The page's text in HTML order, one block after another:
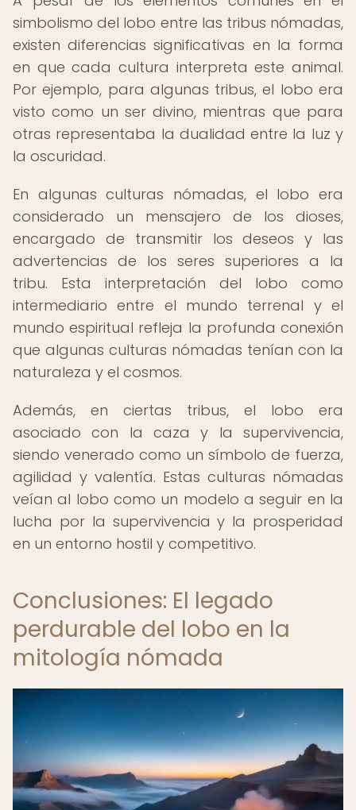
simbolismo del lobo entre las tribus nómadas,
existen diferencias significativas en la forma
en que cada cultura interpreta este animal.
Por ejemplo, para algunas tribus, el lobo era
visto como un ser divino, mientras que para
otras representaba la dualidad entre la luz y
la oscuridad.
En algunas culturas nómadas, el lobo era
considerado un mensajero de los dioses,
encargado de transmitir los deseos y las
advertencias de los seres superiores a la
tribu. Esta interpretación del lobo como
intermediario entre el mundo terrenal y el
mundo espiritual refleja la profunda conexión
que algunas culturas nómadas tenían con la
naturaleza y el cosmos.
Además, en ciertas tribus, el lobo era
asociado con la caza y la supervivencia,
siendo venerado como un símbolo de fuerza,
agilidad y valentía. Estas culturas nómadas
veían al lobo como un modelo a seguir en la
lucha por la supervivencia y la prosperidad
en un entorno hostil y competitivo.
Conclusiones: El legado
perdurable del lobo en la
mitología nómada